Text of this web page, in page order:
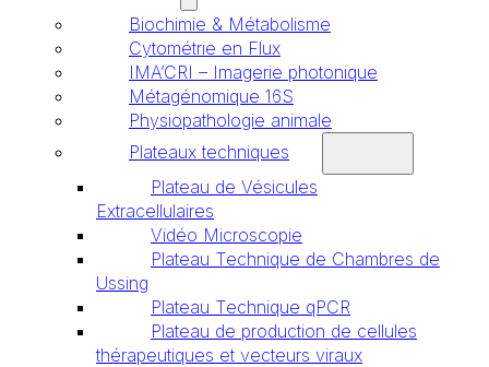
Biochimie & Métabolisme
Cytométrie en Flux
IMA’CRI – Imagerie photonique
Métagénomique 16S
Physiopathologie animale
Plateaux techniques
Plateau de Vésicules
Extracellulaires
Vidéo Microscopie
Plateau Technique de Chambres de
Ussing
Plateau Technique qPCR
Plateau de production de cellules
thérapeutiques et vecteurs viraux